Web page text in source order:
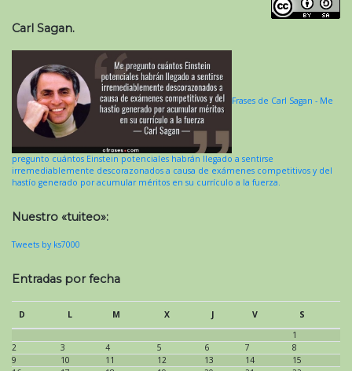
Carl Sagan.
Frases de Carl Sagan - Me
pregunto cuántos Einstein potenciales habrán llegado a sentirse
irremediablemente descorazonados a causa de exámenes competitivos y del
hastío generado por acumular méritos en su currículo a la fuerza.
Nuestro «tuiteo»:
Tweets by ks7000
Entradas por fecha
D L M X J V
S
1
2
3 4 5 6 7
8
9
10 11 12 13 14
15